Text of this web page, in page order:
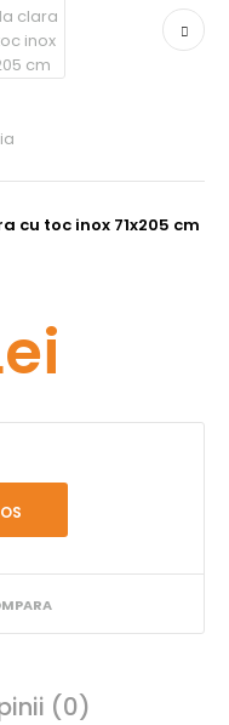
cu toc inox 71x205 cm
(0)